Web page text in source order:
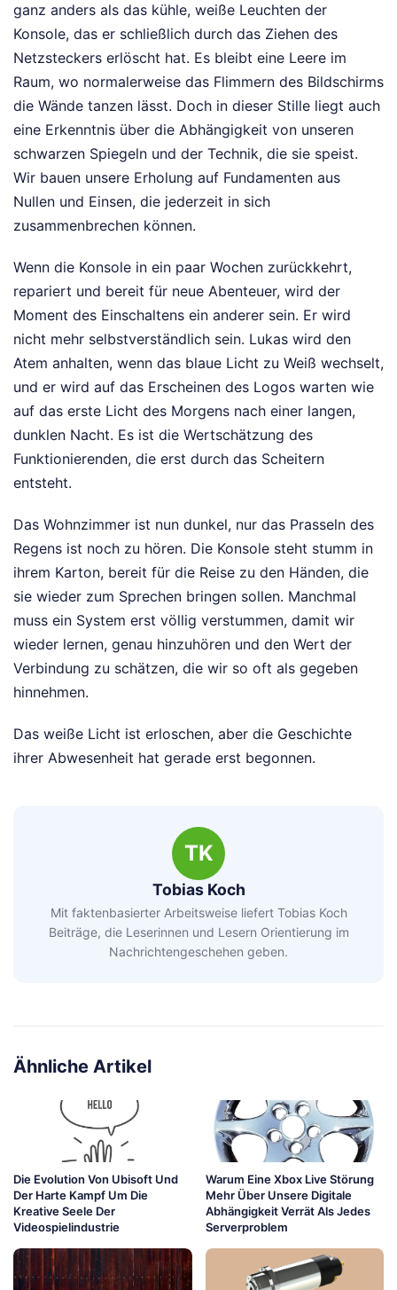
ganz anders als das kühle, weiße Leuchten der
Konsole, das er schließlich durch das Ziehen des
Netzsteckers erlöscht hat. Es bleibt eine Leere im
Raum, wo normalerweise das Flimmern des Bildschirms
die Wände tanzen lässt. Doch in dieser Stille liegt auch
eine Erkenntnis über die Abhängigkeit von unseren
schwarzen Spiegeln und der Technik, die sie speist.
Wir bauen unsere Erholung auf Fundamenten aus
Nullen und Einsen, die jederzeit in sich
zusammenbrechen können.
Wenn die Konsole in ein paar Wochen zurückkehrt,
repariert und bereit für neue Abenteuer, wird der
Moment des Einschaltens ein anderer sein. Er wird
nicht mehr selbstverständlich sein. Lukas wird den
Atem anhalten, wenn das blaue Licht zu Weiß wechselt,
und er wird auf das Erscheinen des Logos warten wie
auf das erste Licht des Morgens nach einer langen,
dunklen Nacht. Es ist die Wertschätzung des
Funktionierenden, die erst durch das Scheitern
entsteht.
Das Wohnzimmer ist nun dunkel, nur das Prasseln des
Regens ist noch zu hören. Die Konsole steht stumm in
ihrem Karton, bereit für die Reise zu den Händen, die
sie wieder zum Sprechen bringen sollen. Manchmal
muss ein System erst völlig verstummen, damit wir
wieder lernen, genau hinzuhören und den Wert der
Verbindung zu schätzen, die wir so oft als gegeben
hinnehmen.
Das weiße Licht ist erloschen, aber die Geschichte
ihrer Abwesenheit hat gerade erst begonnen.
TK
Tobias Koch
Mit faktenbasierter Arbeitsweise liefert Tobias Koch
Beiträge, die Leserinnen und Lesern Orientierung im
Nachrichtengeschehen geben.
Ähnliche Artikel
Die Evolution Von Ubisoft Und
Der Harte Kampf Um Die
Kreative Seele Der
Videospielindustrie
Warum Eine Xbox Live Störung
Mehr Über Unsere Digitale
Abhängigkeit Verrät Als Jedes
Serverproblem